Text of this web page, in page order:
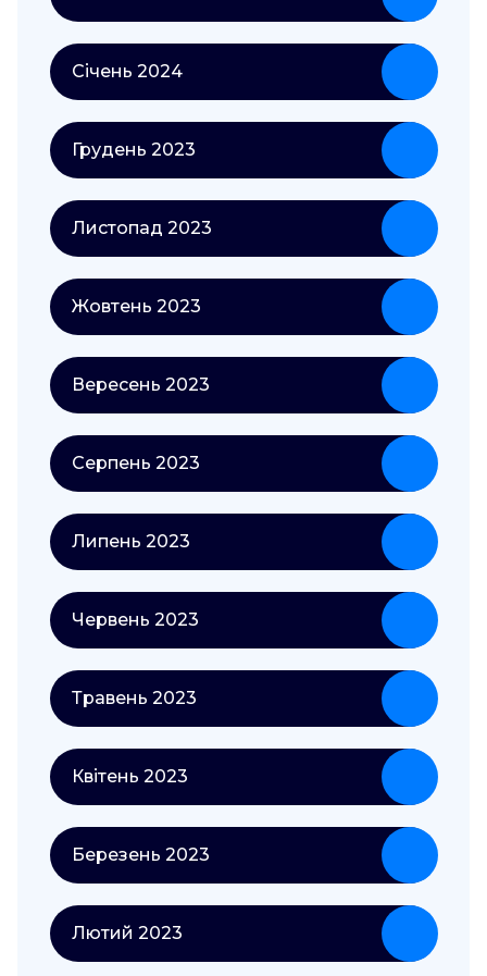
Січень 2024
Грудень 2023
Листопад 2023
Жовтень 2023
Вересень 2023
Серпень 2023
Липень 2023
Червень 2023
Травень 2023
Квітень 2023
Березень 2023
Лютий 2023